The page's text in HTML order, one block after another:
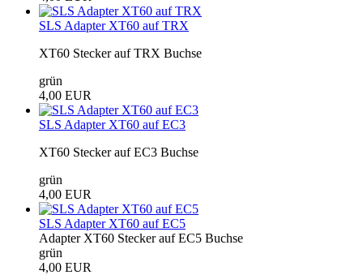
SLS Adapter XT60 auf TRX
XT60 Stecker auf TRX Buchse
grün
4,00 EUR
SLS Adapter XT60 auf EC3
XT60 Stecker auf EC3 Buchse
grün
4,00 EUR
SLS Adapter XT60 auf EC5
Adapter XT60 Stecker auf EC5 Buchse
grün
4,00 EUR